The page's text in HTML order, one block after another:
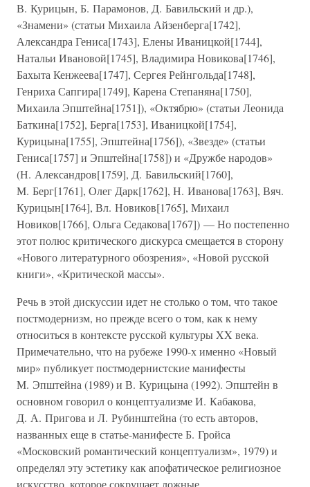
В. Курицын, Б. Парамонов, Д. Бавильский и др.),
«Знамени» (статьи Михаила Айзенберга[1742],
Александра Гениса[1743], Елены Иваницкой[1744],
Натальи Ивановой[1745], Владимира Новикова[1746],
Бахыта Кенжеева[1747], Сергея Рейнгольда[1748],
Генриха Сапгира[1749], Карена Степаняна[1750],
Михаила Эпштейна[1751]), «Октябрю» (статьи Леонида
Баткина[1752], Берга[1753], Иваницкой[1754],
Курицына[1755], Эпштейна[1756]), «Звезде» (статьи
Гениса[1757] и Эпштейна[1758]) и «Дружбе народов»
(Н. Александров[1759], Д. Бавильский[1760],
М. Берг[1761], Олег Дарк[1762], Н. Иванова[1763], Вяч.
Курицын[1764], Вл. Новиков[1765], Михаил
Новиков[1766], Ольга Седакова[1767]) — Но постепенно
этот полюс критического дискурса смещается в сторону
«Нового литературного обозрения», «Новой русской
книги», «Критической массы».
Речь в этой дискуссии идет не столько о том, что такое
постмодернизм, но прежде всего о том, как к нему
относиться в контексте русской культуры XX века.
Примечательно, что на рубеже 1990-х именно «Новый
мир» публикует постмодернистские манифесты
М. Эпштейна (1989) и В. Курицына (1992). Эпштейн в
основном говорил о концептуализме И. Кабакова,
Д. А. Пригова и Л. Рубинштейна (то есть авторов,
названных еще в статье-манифесте Б. Гройса
«Московский романтический концептуализм», 1979) и
определял эту эстетику как апофатическое религиозное
искусство, которое сокрушает ложные